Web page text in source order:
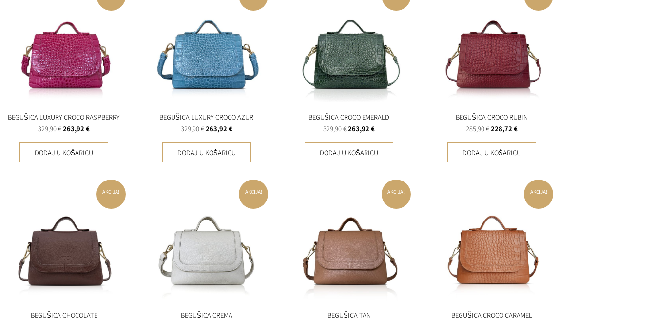
BEGUŠICA LUXURY CROCO RASPBERRY
329,90€263,92€
DODAJ U KOŠARICU
BEGUŠICA LUXURY CROCO AZUR
329,90€263,92 €
DODAJ U KOŠARICU
BEGUŠICA CROCO EMERALD
329,90€263,92€
DODAJ U KOŠARICU
BEGUŠICA CROCO RUBIN
285,90€228,72 €
DODAJ U KOŠARICU
AKCIJA!
BEGUŠICA CHOCOLATE
AKCIJA!
BEGUŠICA CREMA
AKCIJA!
BEGUŠICA TAN
AKCIJA!
BEGUŠICA CROCO CARAMEL